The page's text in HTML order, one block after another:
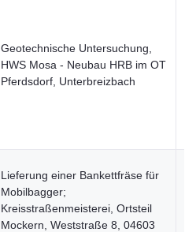
Geotechnische Untersuchung,
HWS Mosa - Neubau HRB im OT
Pferdsdorf, Unterbreizbach
Lieferung einer Bankettfräse für
Mobilbagger;
Kreisstraßenmeisterei, Ortsteil
Mockern, Weststraße 8, 04603